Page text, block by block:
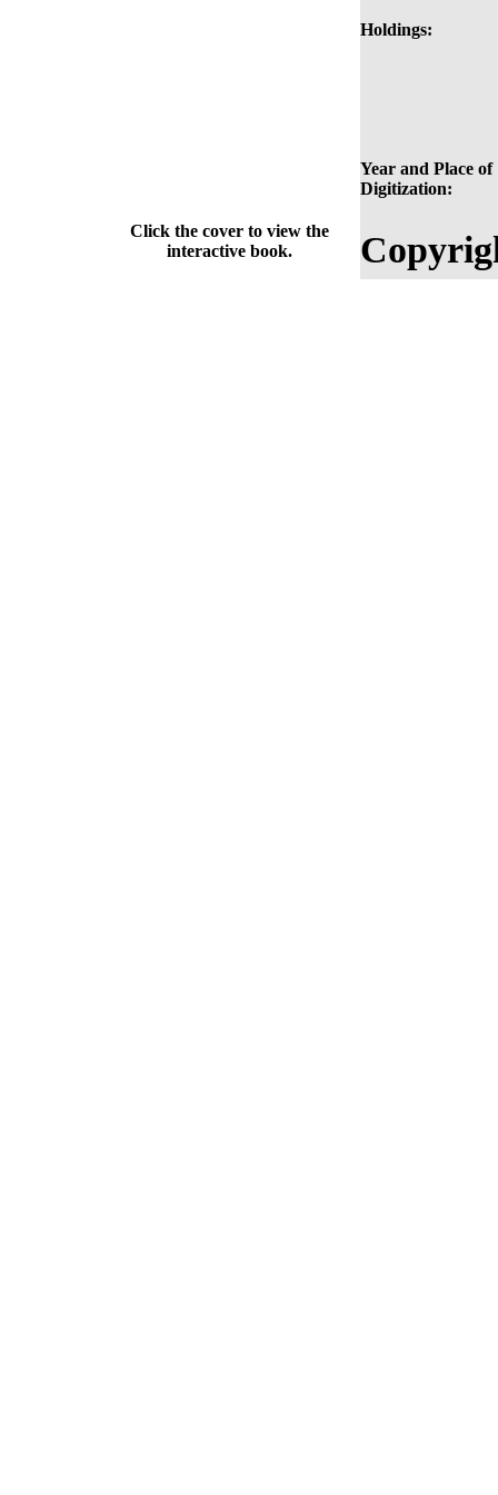
Holdings:
Year and Place of
Digitization:
Click the cover to view the
interactive book.